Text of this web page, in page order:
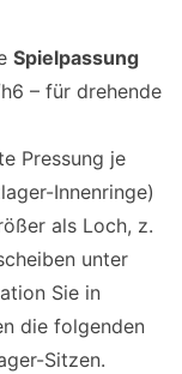
Spielpassung
– für drehende
Pressung je
Innenringe)
als Loch, z.
unter
Sie in
die folgenden
Sitzen.